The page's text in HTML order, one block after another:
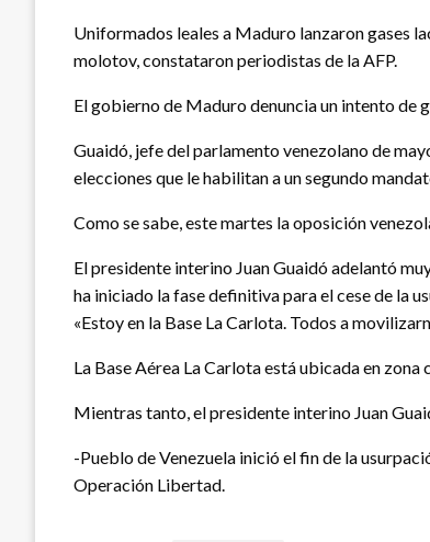
Uniformados leales a Maduro lanzaron gases
molotov, constataron periodistas de la AFP.
El gobierno de Maduro denuncia un intento de
Guaidó, jefe del parlamento venezolano de
elecciones que le habilitan a un segundo
Como se sabe, este martes la oposición
El presidente interino Juan Guaidó adelantó
ha iniciado la fase definitiva para el cese de la
«Estoy en la Base La Carlota. Todos a
La Base Aérea La Carlota está ubicada en
Mientras tanto, el presidente interino Juan
-Pueblo de Venezuela inició el fin de la
Operación Libertad.